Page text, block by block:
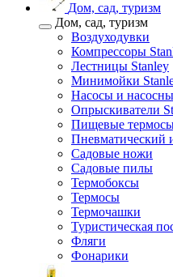
Дом, сад, туризм
Дом, сад, туризм
Воздуходувки
Компрессоры
Лестницы Stanley
Минимойки
Насосы и
Опрыскиватели
Пищевые
Пневматический
Садовые ножи
Садовые пилы
Термобоксы
Термосы
Термочашки
Туристическая
Фляги
Фонарики